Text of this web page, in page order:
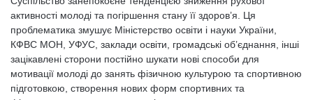
активності молоді та погіршення стану її здоров’я. Ця
проблематика змушує Міністерство освіти і науки України,
КФВС МОН, УФУС, заклади освіти, громадські об’єднання, інші
зацікавлені сторони постійно шукати нові способи для
мотивації молоді до занять фізичною культурою та спортивною
підготовкою, створення нових форм спортивних та